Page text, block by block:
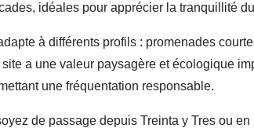
idéales pour apprécier la tranquillité
à différents profils : promenades
a une valeur paysagère et écologique
une fréquentation responsable.
de passage depuis Treinta y Tres ou